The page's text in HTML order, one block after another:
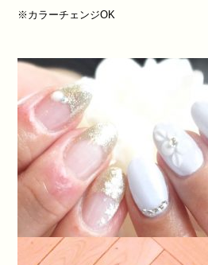
※カラーチェンジOK